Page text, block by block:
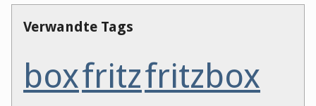
Verwandte Tags
boxfritzfritzbox